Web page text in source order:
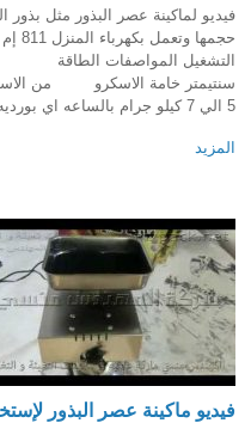
فيديو لماكينة عصر البذور مثل
5 الي 7 كيلو جرام بالساعه اي بورديه 10 […]
المزيد
فيديو ماكينة عصر البذور